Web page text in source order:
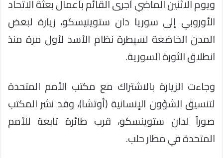
ويوم الاثنين الماضي أجرى القائم بأعمال بعثة الاتحاد
الأوروبي إلى سوريا دان ستوينيسكو، زيارة لبعض
المدن الخاضعة لسيطرة نظام الأسد لأول مرة منذ
انطلاق الثورة السورية.
وجاءت الزيارة بالاشتراك مع مكتب الأمم المتحدة
لتنسيق الشؤون الإنسانية (أوتشا)، وقد نشر المكتب
صوراً لدان ستوينسكو، قرب طائرة تابعة للأمم
المتحدة في مطار حلب.